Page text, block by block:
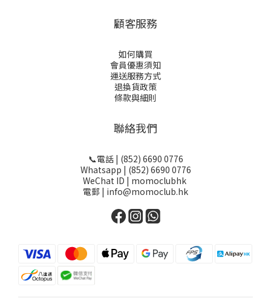
顧客服務
如何購買
會員優惠須知
運送服務方式
退換貨政策
條款與細則
聯絡我們
📞電話 | (852) 6690 0776
Whatsapp | (852) 6690 0776
WeChat ID | momoclubhk
電郵 | info@momoclub.hk